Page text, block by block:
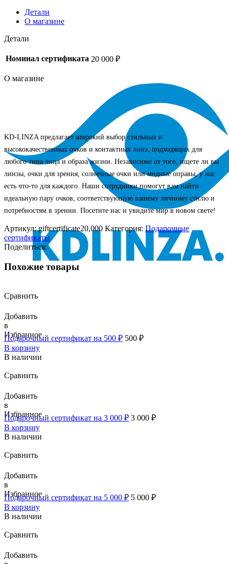
Детали
О магазине
Детали
Номинал сертификата 20 000 ₽
О магазине
KD-LINZA предлагает широкий выбор стильных и
высококачественных очков и контактных линз, подходящих для
любого типа лица и образа жизни. Независимо от того, ищете ли вы
линзы, очки для зрения, солнечные очки или модные оправы, у нас
есть что-то для каждого. Наши сотрудники помогут вам найти
идеальную пару очков, соответствующую вашему личному стилю и
потребностям в зрении. Посетите нас и увидите мир в новом свете!
Артикул:giftcertificate20,000 Категория: Подарочные
сертификаты
Поделиться:
Похожие товары
Сравнить
Добавить
в
Избранное
Подарочный сертификат на 500 ₽ 500 ₽
В корзину
В наличии
Сравнить
Добавить
в
Избранное
Подарочный сертификат на 3 000 ₽ 3 000 ₽
В корзину
В наличии
Сравнить
Добавить
в
Избранное
Подарочный сертификат на 5 000 ₽ 5 000 ₽
В корзину
В наличии
Сравнить
Добавить